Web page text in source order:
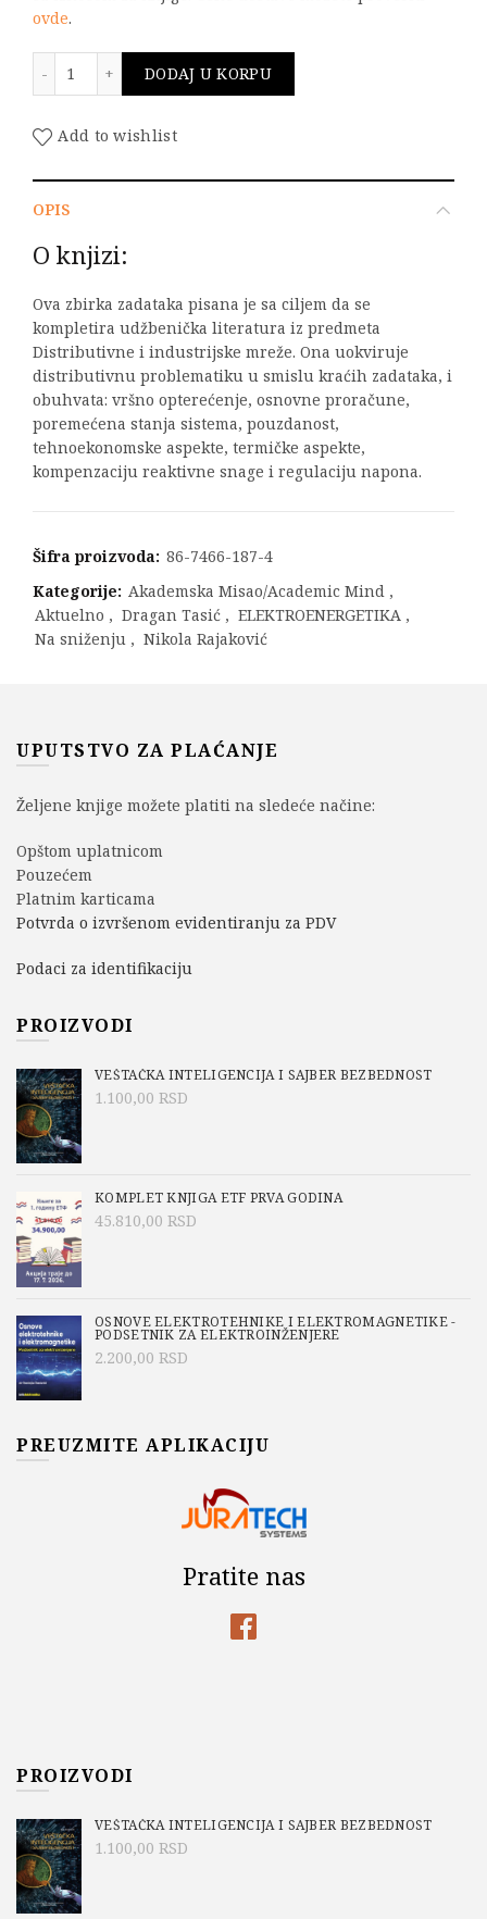
ovde.
DODAJ U KORPU
Add to wishlist
OPIS
O knjizi:
Ova zbirka zadataka pisana je sa ciljem da se
kompletira udžbenička literatura iz predmeta
Distributivne i industrijske mreže. Ona uokviruje
distributivnu problematiku u smislu kraćih zadataka, i
obuhvata: vršno opterećenje, osnovne proračune,
poremećena stanja sistema, pouzdanost,
tehnoekonomske aspekte, termičke aspekte,
kompenzaciju reaktivne snage i regulaciju napona.
Šifra proizvoda: 86-7466-187-4
Kategorije: Akademska Misao/Academic Mind ,
Aktuelno , Dragan Tasić , ELEKTROENERGETIKA ,
Na sniženju , Nikola Rajaković
UPUTSTVO ZA PLAĆANJE
Željene knjige možete platiti na sledeće načine:
Opštom uplatnicom
Pouzećem
Platnim karticama
Potvrda o izvršenom evidentiranju za PDV
Podaci za identifikaciju
PROIZVODI
VEŠTAČKA INTELIGENCIJA I SAJBER BEZBEDNOST
1.100,00 RSD
KOMPLET KNJIGA ETF PRVA GODINA
45.810,00 RSD
OSNOVE ELEKTROTEHNIKE I ELEKTROMAGNETIKE -
PODSETNIK ZA ELEKTROINŽENJERE
2.200,00 RSD
PREUZMITE APLIKACIJU
Pratite nas
PROIZVODI
VEŠTAČKA INTELIGENCIJA I SAJBER BEZBEDNOST
1.100,00 RSD